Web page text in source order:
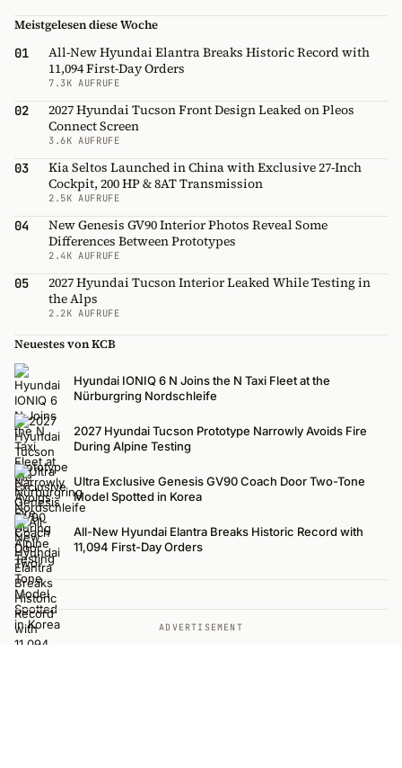
Meistgelesen diese Woche
01
All-New Hyundai Elantra Breaks Historic Record with
11,094 First-Day Orders
7.3K AUFRUFE
02
2027 Hyundai Tucson Front Design Leaked on Pleos
Connect Screen
3.6K AUFRUFE
03
Kia Seltos Launched in China with Exclusive 27-Inch
Cockpit, 200 HP & 8AT Transmission
2.5K AUFRUFE
04
New Genesis GV90 Interior Photos Reveal Some
Differences Between Prototypes
2.4K AUFRUFE
05
2027 Hyundai Tucson Interior Leaked While Testing in
the Alps
2.2K AUFRUFE
Neuestes von KCB
Hyundai IONIQ 6 N Joins the N Taxi Fleet at the
Nürburgring Nordschleife
2027 Hyundai Tucson Prototype Narrowly Avoids Fire
During Alpine Testing
Ultra Exclusive Genesis GV90 Coach Door Two-Tone
Model Spotted in Korea
All-New Hyundai Elantra Breaks Historic Record with
11,094 First-Day Orders
ADVERTISEMENT